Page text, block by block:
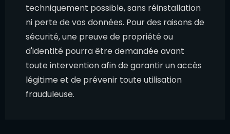
techniquement possible, sans réinstallation
ni perte de vos données. Pour des raisons de
sécurité, une preuve de propriété ou
d'identité pourra être demandée avant
toute intervention afin de garantir un accès
légitime et de prévenir toute utilisation
frauduleuse.